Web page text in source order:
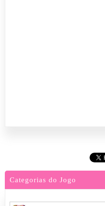
Categorias do Jogo